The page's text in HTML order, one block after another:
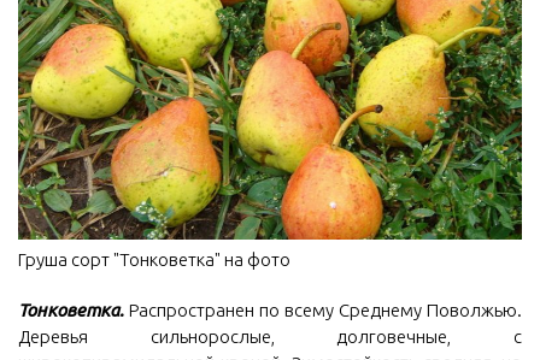
Груша сорт "Тонковетка" на фото
Тонковетка. Распространен по всему Среднему Поволжью.
Деревья сильнорослые, долговечные, с